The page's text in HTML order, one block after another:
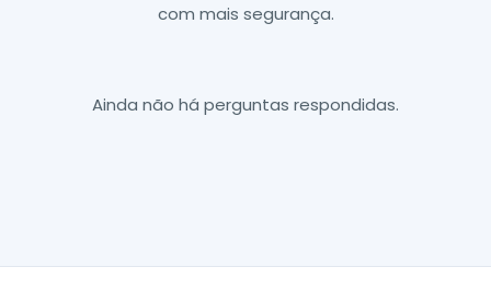
com mais segurança.
Ainda não há perguntas respondidas.